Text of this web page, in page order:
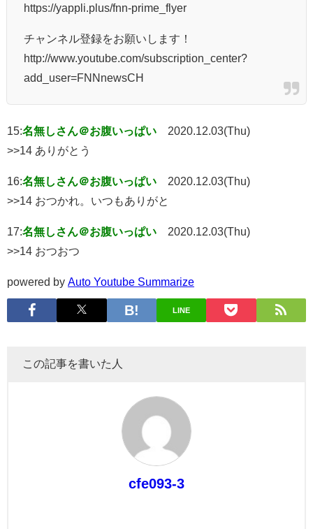
https://yappli.plus/fnn-prime_flyer
チャンネル登録をお願いします！
http://www.youtube.com/subscription_center?
add_user=FNNnewsCH
15:名無しさん＠お腹いっぱい
2020.12.03(Thu)
>>14 ありがとう
16:名無しさん＠お腹いっぱい
2020.12.03(Thu)
>>14 おつかれ。いつもありがと
17:名無しさん＠お腹いっぱい
2020.12.03(Thu)
>>14 おつおつ
powered by Auto Youtube Summarize
LINE
この記事を書いた人
cfe093-3